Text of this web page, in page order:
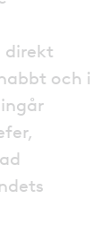
direkt
och i